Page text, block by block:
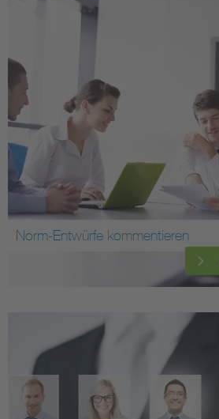
Norm-Entwürfe kommentieren